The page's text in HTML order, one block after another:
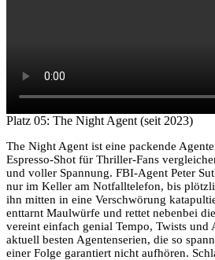
Platz 05: The Night Agent (seit 2023)
The Night Agent ist eine packende
Espresso-Shot für Thriller-Fans
und voller Spannung. FBI-Agent Peter
nur im Keller am Notfalltelefon, bis
ihn mitten in eine Verschwörung
enttarnt Maulwürfe und rettet nebenbei
vereint einfach genial Tempo, Twists und
aktuell besten Agentenserien, die so
einer Folge garantiert nicht aufhören.